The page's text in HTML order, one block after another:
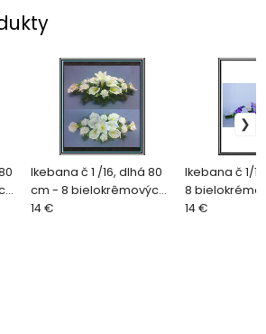
Ikebana č 1 /16, dlhá 80
cm - 8 bielokrêmových
kal+ 6 krémových ruži
14 €
Ikebana č 1/
8
fialových ruži
14 €